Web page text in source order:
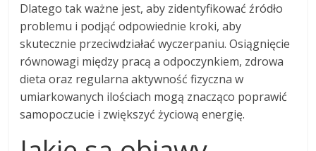
Dlatego tak ważne jest, aby zidentyfikować źródło
problemu i podjąć odpowiednie kroki, aby
skutecznie przeciwdziałać wyczerpaniu. Osiągnięcie
równowagi między pracą a odpoczynkiem, zdrowa
dieta oraz regularna aktywność fizyczna w
umiarkowanych ilościach mogą znacząco poprawić
samopoczucie i zwiększyć życiową energię.